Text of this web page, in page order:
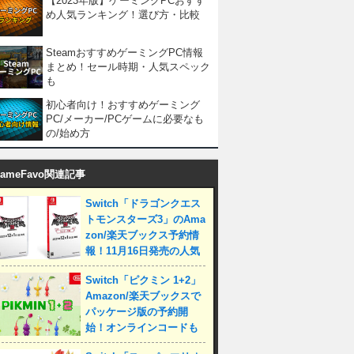
め人気ランキング！選び方・比較
SteamおすすめゲーミングPC情報
まとめ！セール時期・人気スペック
も
初心者向け！おすすめゲーミング
PC/メーカー/PCゲームに必要なも
の/始め方
関連記事
Switch「ドラゴンクエス
トモンスターズ3」のAma
zon/楽天ブックス予約情
報！11月16日発売の人気
RPGシリーズ
Switch「ピクミン 1+2」
Amazon/楽天ブックスで
パッケージ版の予約開
始！オンラインコードも
発売